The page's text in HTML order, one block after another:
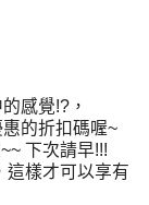
感覺!?，
的折扣碼喔~
下次請早!!!
這樣才可以享有